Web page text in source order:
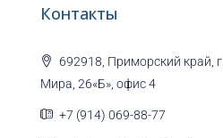
Контакты
692918, Приморский край,
Мира, 26«Б», офис 4
+7 (914) 069-88-77